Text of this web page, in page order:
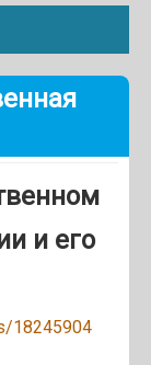
и его
18245904